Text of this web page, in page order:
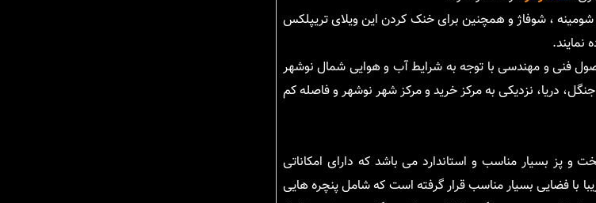
شومینه ، شوفاژ و همچنین برای خنک کردن این ویلای تریپلکس
فنی و مهندسی با توجه به شرایط آب و هوایی شمال نوشهر
دریا، نزدیکی به مرکز خرید و مرکز شهر نوشهر و فاصله کم
و پز بسیار مناسب و استاندارد می باشد که دارای امکاناتی
با فضایی بسیار مناسب قرار گرفته است که شامل پنچره هایی